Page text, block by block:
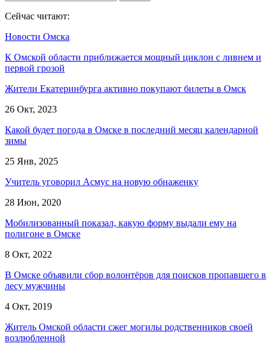
Сейчас читают:
Новости Омска
К Омской области приближается мощный циклон с ливнем и
первой грозой
Жители Екатеринбурга активно покупают билеты в Омск
26 Окт, 2023
Какой будет погода в Омске в последний месяц календарной
зимы
25 Янв, 2025
Учитель уговорил Асмус на новую обнаженку
28 Июн, 2020
Мобилизованный показал, какую форму выдали ему на
полигоне в Омске
8 Окт, 2022
В Омске объявили сбор волонтёров для поисков пропавшего в
лесу мужчины
4 Окт, 2019
Житель Омской области сжег могилы родственников своей
возлюбленной